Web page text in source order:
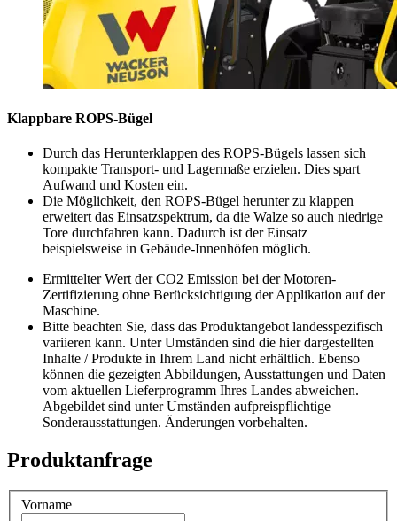
Klappbare ROPS-Bügel
Durch das Herunterklappen des ROPS-Bügels lassen sich
kompakte Transport- und Lagermaße erzielen. Dies spart
Aufwand und Kosten ein.
Die Möglichkeit, den ROPS-Bügel herunter zu klappen
erweitert das Einsatzspektrum, da die Walze so auch niedrige
Tore durchfahren kann. Dadurch ist der Einsatz
beispielsweise in Gebäude-Innenhöfen möglich.
Ermittelter Wert der CO2 Emission bei der Motoren-
Zertifizierung ohne Berücksichtigung der Applikation auf der
Maschine.
Bitte beachten Sie, dass das Produktangebot landesspezifisch
variieren kann. Unter Umständen sind die hier dargestellten
Inhalte / Produkte in Ihrem Land nicht erhältlich. Ebenso
können die gezeigten Abbildungen, Ausstattungen und Daten
vom aktuellen Lieferprogramm Ihres Landes abweichen.
Abgebildet sind unter Umständen aufpreispflichtige
Sonderausstattungen. Änderungen vorbehalten.
Produktanfrage
Vorname